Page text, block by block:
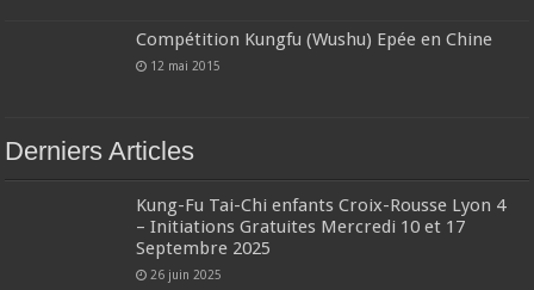
Compétition Kungfu (Wushu) Epée en Chine
12 mai 2015
Derniers Articles
Kung-Fu Tai-Chi enfants Croix-Rousse Lyon 4
– Initiations Gratuites Mercredi 10 et 17
Septembre 2025
26 juin 2025